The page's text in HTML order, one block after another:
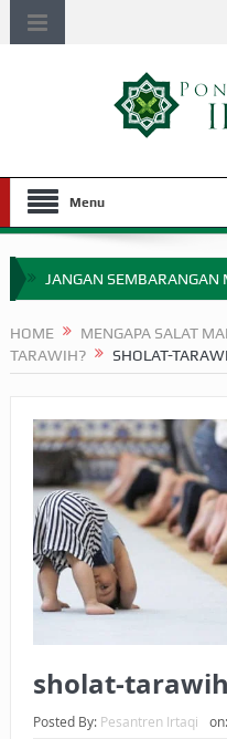
Menu
JANGAN SEMBARANGAN
MIMPI YANG DIABAIKAN
SEBELUM TIBA SAAT WAJIB?
HAKIKAT NIKMAT DI
BAGAIMANA CARA
UANG HARAM BISA
KEPEMILIKANNYA BERUBAH
BAHASA CINTA KARENA
HOME
MENGAPA SALAT
TARAWIH?
SHOLAT-
sholat-tarawih
Posted By: Pesantren Irtaqi on: